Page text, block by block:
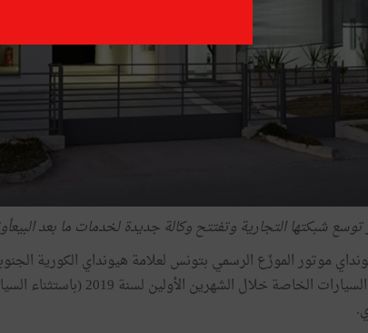
شبكتها التجارية وتفتتح وكالة جديدة لخدمات ما بعد
موتور الموزّع الرسمي بتونس لعلامة هيونداي الكورية
في ترتيب مبيعات السيارات الخاصة